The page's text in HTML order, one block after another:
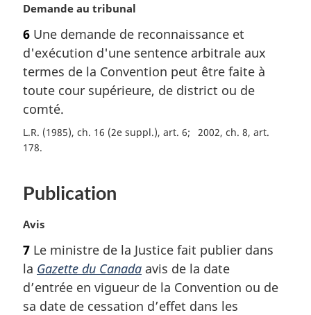
l
e
N
t
e
m
a
r
g
i
n
e
Demande au tribunal
6 Une demande de reconnaissance et
d'exécution d'une sentence arbitrale aux
termes de la Convention peut être faite à
toute cour supérieure, de district ou de
comté.
L.R. (1985), ch. 16 (2e suppl.), art. 6
2002, ch. 8, art.
178
Publication
N
t
e
m
a
Avis
7 Le ministre de la Justice fait publier dans
la Gazette du Canada avis de la date
d’entrée en vigueur de la Convention ou de
sa date de cessation d’effet dans les